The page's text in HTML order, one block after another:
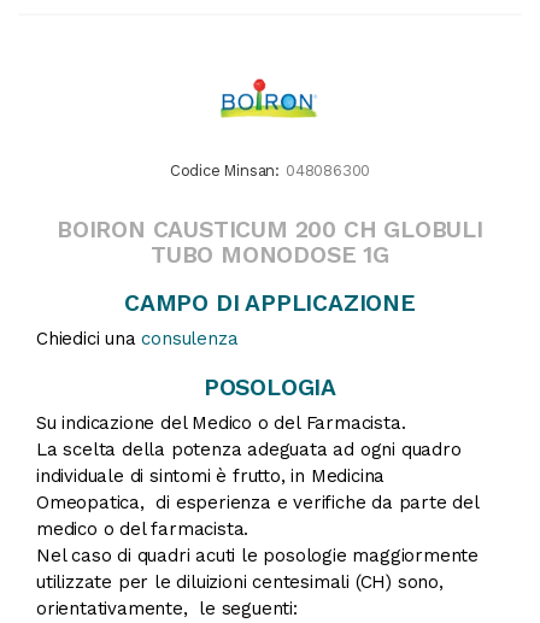
Codice Minsan: 048086300
BOIRON CAUSTICUM 200 CH GLOBULI
TUBO MONODOSE 1G
CAMPO DI APPLICAZIONE
Chiedici unaconsulenza
POSOLOGIA
Su indicazione del Medico o del Farmacista.
La scelta della potenza adeguata ad ogni quadro
individuale di sintomi è frutto, in Medicina
Omeopatica, di esperienza e verifiche da parte del
medico o del farmacista.
Nel caso di quadri acuti le posologie maggiormente
utilizzate per le diluizioni centesimali (CH) sono,
orientativamente, le seguenti: